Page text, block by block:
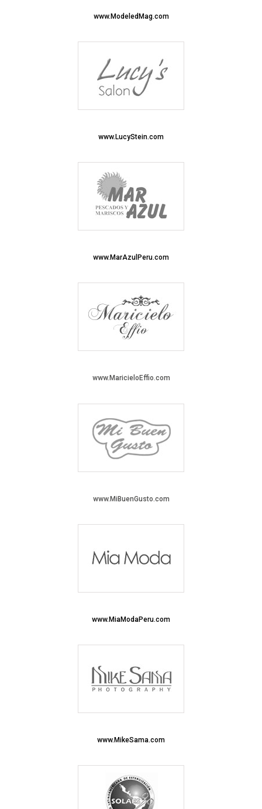
www.ModeledMag.com
www.LucyStein.com
www.MarAzulPeru.com
www.MaricieloEffio.com
www.MiBuenGusto.com
www.MiaModaPeru.com
www.MikeSama.com